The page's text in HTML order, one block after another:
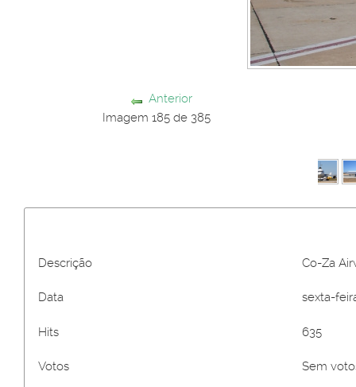
Anterior
Imagem 185 de 385
Descrição Co-Za
Data sexta-
Hits 635
Votos Sem